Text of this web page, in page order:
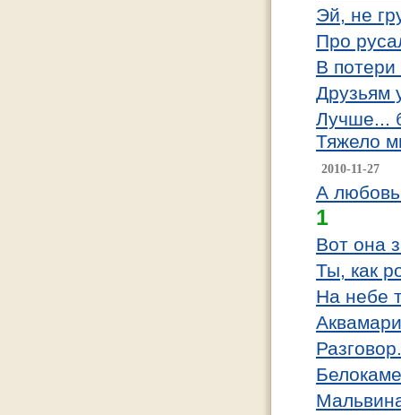
Эй, не
Про
В
Друзьям
Лучше...
Тяжело
2010-11-27
А
1
Вот она
Ты, как
На небе